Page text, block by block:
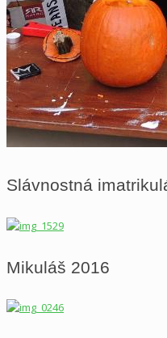
Slávnostná
Mikuláš 2016